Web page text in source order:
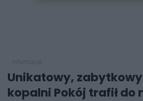
Unikatowy,
kopalni Pokój trafił do